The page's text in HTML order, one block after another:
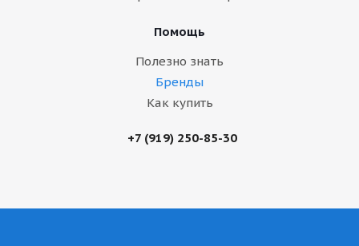
Помощь
Полезно знать
Бренды
Как купить
+7 (919) 250-85-30